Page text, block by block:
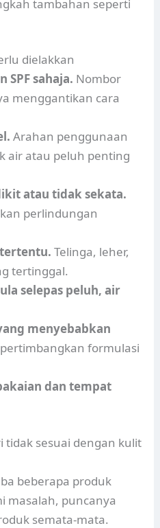
tambahan seperti
dielakkan
SPF sahaja. Nombor
menggantikan cara
Arahan penggunaan
air atau peluh penting
atau tidak sekata.
perlindungan
Telinga, leher,
tertinggal.
selepas peluh, air
menyebabkan
formulasi
dan tempat
tidak sesuai dengan kulit
beberapa produk
masalah, puncanya
semata-mata.